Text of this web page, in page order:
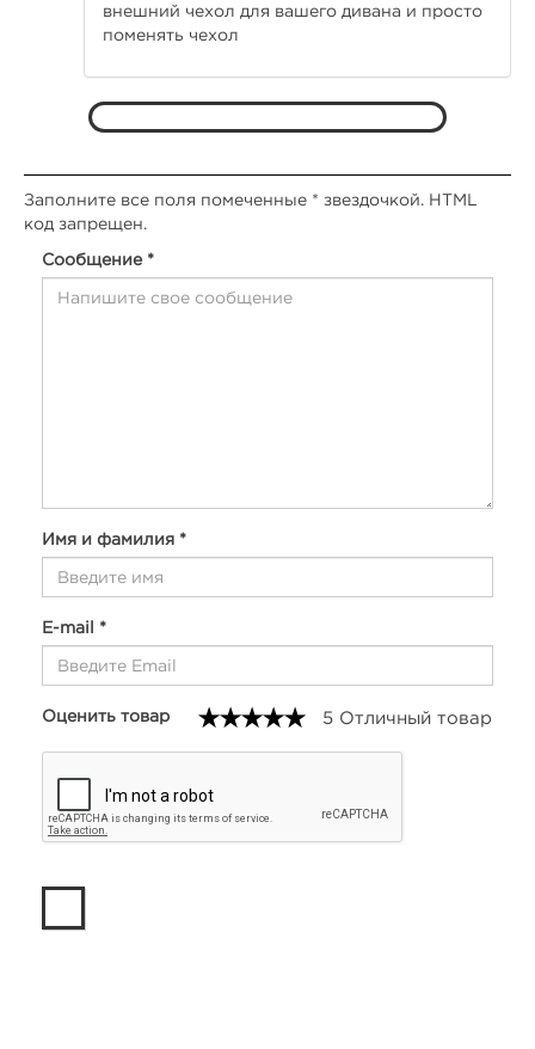
внешний чехол для вашего дивана и просто
поменять чехол
Заполните все поля помеченные * звездочкой. HTML
код запрещен.
Сообщение *
Имя и фамилия *
E-mail *
Оценить товар 5 Отличный товар